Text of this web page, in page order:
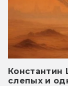
Константин
слепых и